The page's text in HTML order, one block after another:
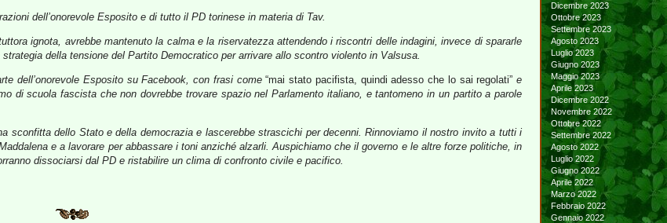
dell’onorevole Esposito e di tutto il PD torinese in materia di Tav.
ignota, avrebbe mantenuto la calma e la riservatezza attendendo i riscontri delle indagini, invece di spararle
della tensione del Partito Democratico per arrivare allo scontro violento in Valsusa.
dell’onorevole Esposito su Facebook, con frasi come“mai stato pacifista, quindi adesso che lo sai regolati” e
di scuola fascista che non dovrebbe trovare spazio nel Parlamento italiano, e tantomeno in un partito a parole
sconfitta dello Stato e della democrazia e lascerebbe strascichi per decenni. Rinnoviamo il nostro invito a tutti i
e a lavorare per abbassare i toni anziché alzarli. Auspichiamo che il governo e le altre forze politiche, in
dissociarsi dal PD e ristabilire un clima di confronto civile e pacifico.
Dicembre 2023
Ottobre 2023
Settembre 2023
Agosto 2023
Luglio 2023
Giugno 2023
Maggio 2023
Aprile 2023
Dicembre 2022
Novembre 2022
Ottobre 2022
Settembre 2022
Agosto 2022
Luglio 2022
Giugno 2022
Aprile 2022
Marzo 2022
Febbraio 2022
Gennaio 2022